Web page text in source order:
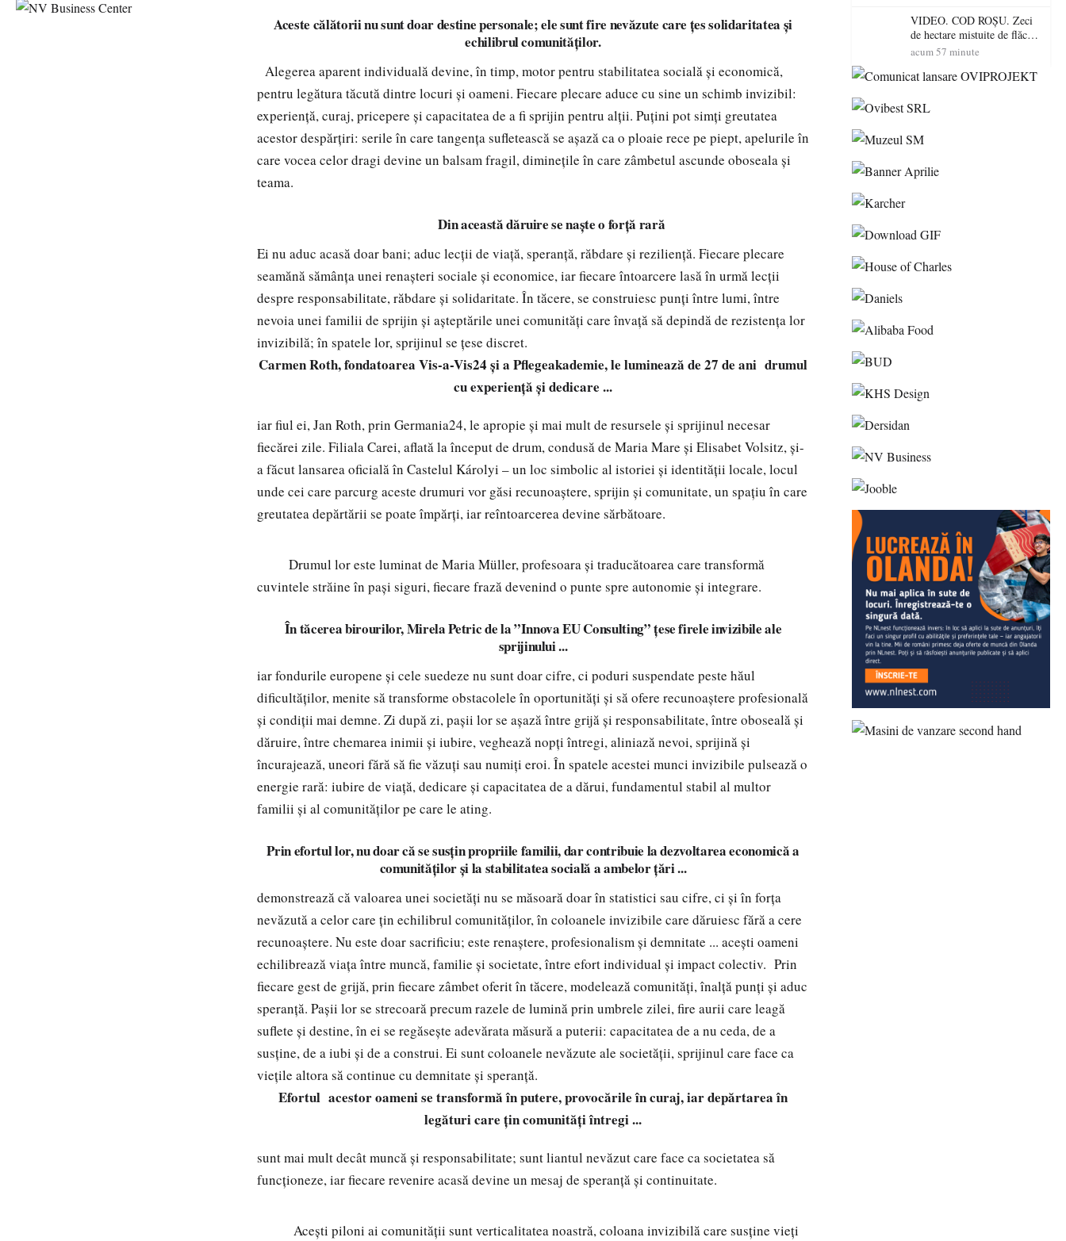
Aceste călătorii nu sunt doar destine personale; ele sunt fire nevăzute care țes solidaritatea și
echilibrul comunităților.
Alegerea aparent individuală devine, în timp, motor pentru stabilitatea socială și economică,
pentru legătura tăcută dintre locuri și oameni. Fiecare plecare aduce cu sine un schimb invizibil:
experiență, curaj, pricepere și capacitatea de a fi sprijin pentru alții. Puțini pot simți greutatea
acestor despărțiri: serile în care tangența sufletească se așază ca o ploaie rece pe piept, apelurile în
care vocea celor dragi devine un balsam fragil, diminețile în care zâmbetul ascunde oboseala și
teama.
Din această dăruire se naște o forță rară
Ei nu aduc acasă doar bani; aduc lecții de viață, speranță, răbdare și reziliență. Fiecare plecare
seamănă sămânța unei renașteri sociale și economice, iar fiecare întoarcere lasă în urmă lecții
despre responsabilitate, răbdare și solidaritate. În tăcere, se construiesc punți între lumi, între
nevoia unei familii de sprijin și așteptările unei comunități care învață să depindă de rezistența lor
invizibilă; în spatele lor, sprijinul se țese discret.
Carmen Roth, fondatoarea Vis-a-Vis24 și a Pflegeakademie, le luminează de 27 de ani drumul
cu experiență și dedicare ...
iar fiul ei, Jan Roth, prin Germania24, le apropie și mai mult de resursele și sprijinul necesar
fiecărei zile. Filiala Carei, aflată la început de drum, condusă de Maria Mare și Elisabet Volsitz, și-
a făcut lansarea oficială în Castelul Károlyi – un loc simbolic al istoriei și identității locale, locul
unde cei care parcurg aceste drumuri vor găsi recunoaștere, sprijin și comunitate, un spațiu în care
greutatea depărtării se poate împărți, iar reîntoarcerea devine sărbătoare.
Drumul lor este luminat de Maria Müller, profesoara și traducătoarea care transformă
cuvintele străine în pași siguri, fiecare frază devenind o punte spre autonomie și integrare.
În tăcerea birourilor, Mirela Petric de la ”Innova EU Consulting” țese firele invizibile ale
sprijinului ...
iar fondurile europene și cele suedeze nu sunt doar cifre, ci poduri suspendate peste hăul
dificultăților, menite să transforme obstacolele în oportunități și să ofere recunoaștere profesională
și condiții mai demne. Zi după zi, pașii lor se așază între grijă și responsabilitate, între oboseală și
dăruire, între chemarea inimii și iubire, veghează nopți întregi, aliniază nevoi, sprijină și
încurajează, uneori fără să fie văzuți sau numiți eroi. În spatele acestei munci invizibile pulsează o
energie rară: iubire de viață, dedicare și capacitatea de a dărui, fundamentul stabil al multor
familii și al comunităților pe care le ating.
Prin efortul lor, nu doar că se susțin propriile familii, dar contribuie la dezvoltarea economică a
comunităților și la stabilitatea socială a ambelor țări ...
demonstrează că valoarea unei societăți nu se măsoară doar în statistici sau cifre, ci și în forța
nevăzută a celor care țin echilibrul comunităților, în coloanele invizibile care dăruiesc fără a cere
recunoaștere. Nu este doar sacrificiu; este renaștere, profesionalism și demnitate ... acești oameni
echilibrează viața între muncă, familie și societate, între efort individual și impact colectiv. Prin
fiecare gest de grijă, prin fiecare zâmbet oferit în tăcere, modelează comunități, înalță punți și aduc
speranță. Pașii lor se strecoară precum razele de lumină prin umbrele zilei, fire aurii care leagă
suflete și destine, în ei se regăsește adevărata măsură a puterii: capacitatea de a nu ceda, de a
susține, de a iubi și de a construi. Ei sunt coloanele nevăzute ale societății, sprijinul care face ca
viețile altora să continue cu demnitate și speranță.
Efortul acestor oameni se transformă în putere, provocările în curaj, iar depărtarea în
legături care țin comunități întregi ...
sunt mai mult decât muncă și responsabilitate; sunt liantul nevăzut care face ca societatea să
funcționeze, iar fiecare revenire acasă devine un mesaj de speranță și continuitate.
Acești piloni ai comunității sunt verticalitatea noastră, coloana invizibilă care susține vieți
VIDEO. COD ROȘU. Zeci
de hectare mistuite de flăcări
în Satu Mare! Pompierii au
contracronometru pentru a
acum 57 minute